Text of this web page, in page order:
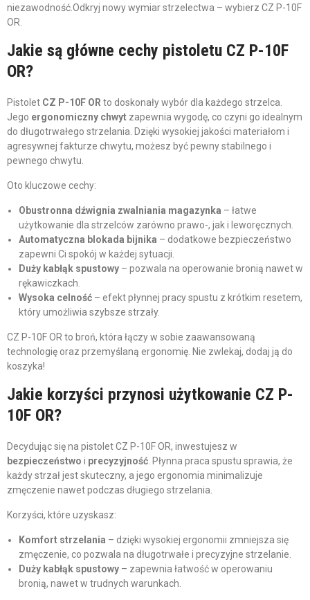
niezawodność.Odkryj nowy wymiar strzelectwa – wybierz CZ P-10F
OR.
Jakie są główne cechy pistoletu CZ P-10F
OR?
Pistolet CZ P-10F OR to doskonały wybór dla każdego strzelca.
Jego ergonomiczny chwyt zapewnia wygodę, co czyni go idealnym
do długotrwałego strzelania. Dzięki wysokiej jakości materiałom i
agresywnej fakturze chwytu, możesz być pewny stabilnego i
pewnego chwytu.
Oto kluczowe cechy:
Obustronna dźwignia zwalniania magazynka – łatwe
użytkowanie dla strzelców zarówno prawo-, jak i leworęcznych.
Automatyczna blokada bijnika – dodatkowe bezpieczeństwo
zapewni Ci spokój w każdej sytuacji.
Duży kabłąk spustowy – pozwala na operowanie bronią nawet w
rękawiczkach.
Wysoka celność – efekt płynnej pracy spustu z krótkim resetem,
który umożliwia szybsze strzały.
CZ P-10F OR to broń, która łączy w sobie zaawansowaną
technologię oraz przemyślaną ergonomię. Nie zwlekaj, dodaj ją do
koszyka!
Jakie korzyści przynosi użytkowanie CZ P-
10F OR?
Decydując się na pistolet CZ P-10F OR, inwestujesz w
bezpieczeństwo i precyzyjność . Płynna praca spustu sprawia, że
każdy strzał jest skuteczny, a jego ergonomia minimalizuje
zmęczenie nawet podczas długiego strzelania.
Korzyści, które uzyskasz:
Komfort strzelania – dzięki wysokiej ergonomii zmniejsza się
zmęczenie, co pozwala na długotrwałe i precyzyjne strzelanie.
Duży kabłąk spustowy – zapewnia łatwość w operowaniu
bronią, nawet w trudnych warunkach.